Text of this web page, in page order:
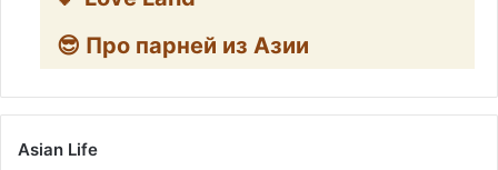
😎 Про парней из Азии
Asian Life